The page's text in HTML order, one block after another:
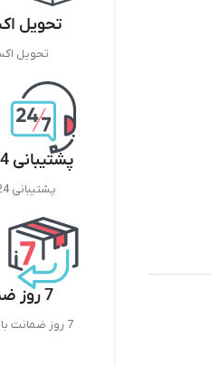
تحویل
تحویل
پشتیبانی 24 ساعته
پشتیبانی 24 ساعته
7 روز ضمانت
7 روز ضمانت بازگشت وجه